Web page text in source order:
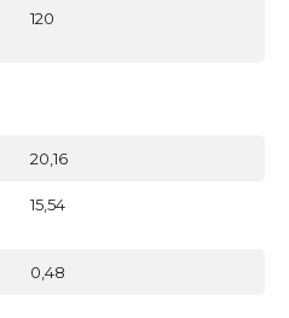
120
20,16
15,54
0,48